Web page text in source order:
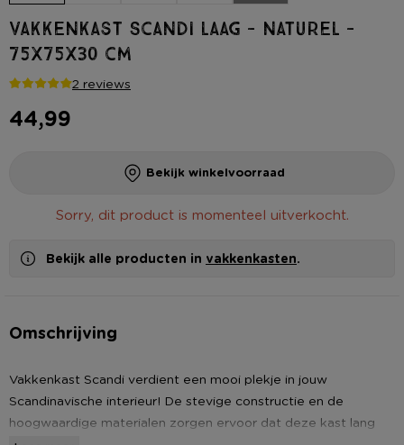
Vakkenkast Scandi laag - naturel -
75x75x30 cm
2 reviews
44,99
Bekijk winkelvoorraad
Sorry, dit product is momenteel uitverkocht.
Bekijk alle producten in vakkenkasten.
Omschrijving
Vakkenkast Scandi verdient een mooi plekje in jouw
Scandinavische interieur! De stevige constructie en de
hoogwaardige materialen zorgen ervoor dat deze kast lang